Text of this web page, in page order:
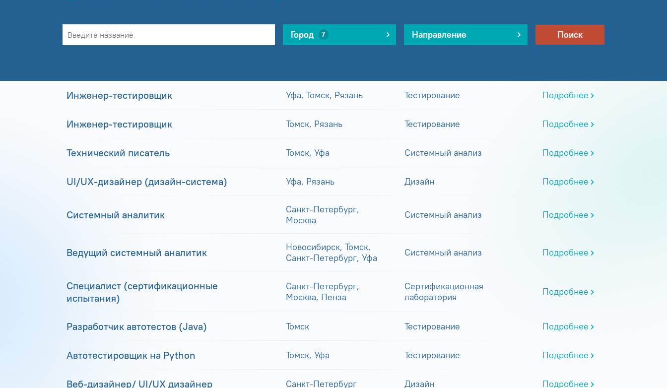
Город 7 Направление Поиск
Инженер-тестировщик Уфа, Томск, Рязань Тестирование Подробнее
Инженер-тестировщик Томск, Рязань Тестирование Подробнее
Технический писатель Томск, Уфа Системный анализ Подробнее
UI/UX-дизайнер (дизайн-система) Уфа, Рязань Дизайн Подробнее
Системный аналитик
Санкт-Петербург,
Москва
Системный анализ Подробнее
Ведущий системный аналитик
Новосибирск, Томск,
Санкт-Петербург, Уфа
Системный анализ Подробнее
Специалист (сертификационные
испытания)
Санкт-Петербург,
Москва, Пенза
Сертификационная
лаборатория
Подробнее
Разработчик автотестов (Java) Томск Тестирование Подробнее
Автотестировщик на Python Томск, Уфа Тестирование Подробнее
Веб-дизайнер/ UI/UX дизайнер Санкт-Петербург Дизайн Подробнее